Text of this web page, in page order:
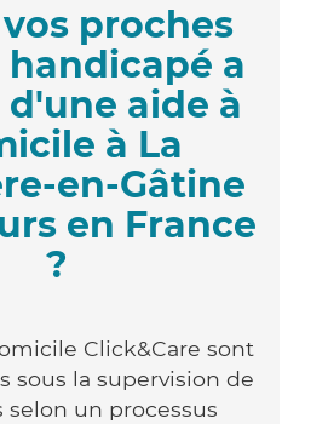
proches
handicapé a
aide à
à La
en-Gâtine
en France
?
Click&Care sont
sous la supervision de
selon un processus